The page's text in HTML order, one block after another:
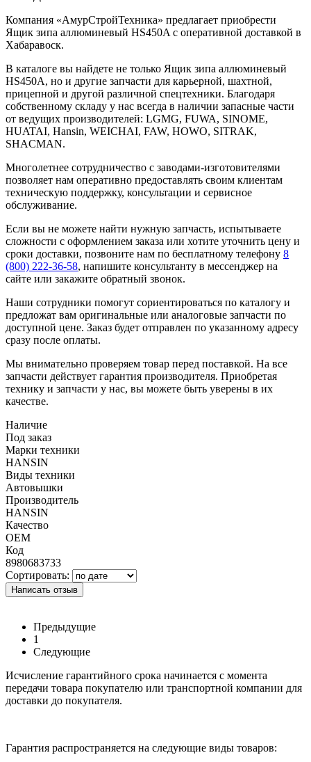
Компания «АмурСтройТехника» предлагает приобрести
Ящик зипа аллюминевый HS450A с оперативной доставкой в
Хабаравоск.
В каталоге вы найдете не только Ящик зипа аллюминевый
HS450A, но и другие запчасти для карьерной, шахтной,
прицепной и другой различной спецтехники. Благодаря
собственному складу у нас всегда в наличии запасные части
от ведущих производителей: LGMG, FUWA, SINOME,
HUATAI, Hansin, WEICHAI, FAW, HOWO, SITRAK,
SHACMAN.
Многолетнее сотрудничество с заводами-изготовителями
позволяет нам оперативно предоставлять своим клиентам
техническую поддержку, консультации и сервисное
обслуживание.
Если вы не можете найти нужную запчасть, испытываете
сложности с оформлением заказа или хотите уточнить цену и
сроки доставки, позвоните нам по бесплатному телефону 8
(800) 222-36-58, напишите консультанту в мессенджер на
сайте или закажите обратный звонок.
Наши сотрудники помогут сориентироваться по каталогу и
предложат вам оригинальные или аналоговые запчасти по
доступной цене. Заказ будет отправлен по указанному адресу
сразу после оплаты.
Мы внимательно проверяем товар перед поставкой. На все
запчасти действует гарантия производителя. Приобретая
технику и запчасти у нас, вы можете быть уверены в их
качестве.
Наличие
Под заказ
Марки техники
HANSIN
Виды техники
Автовышки
Производитель
HANSIN
Качество
OEM
Код
8980683733
Сортировать:
Написать отзыв
Предыдущие
1
Следующие
Исчисление гарантийного срока начинается с момента
передачи товара покупателю или транспортной компании для
доставки до покупателя.
Гарантия распространяется на следующие виды товаров: